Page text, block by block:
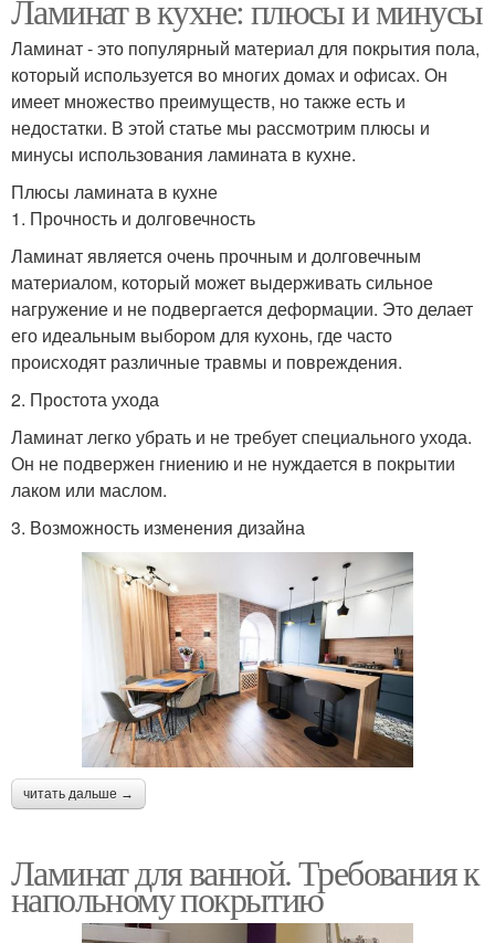
Ламинат в кухне: плюсы и минусы
Ламинат - это популярный материал для покрытия пола,
который используется во многих домах и офисах. Он
имеет множество преимуществ, но также есть и
недостатки. В этой статье мы рассмотрим плюсы и
минусы использования ламината в кухне.
Плюсы ламината в кухне
1. Прочность и долговечность
Ламинат является очень прочным и долговечным
материалом, который может выдерживать сильное
нагружение и не подвергается деформации. Это делает
его идеальным выбором для кухонь, где часто
происходят различные травмы и повреждения.
2. Простота ухода
Ламинат легко убрать и не требует специального ухода.
Он не подвержен гниению и не нуждается в покрытии
лаком или маслом.
3. Возможность изменения дизайна
читать дальше →
Ламинат для ванной. Требования к
напольному покрытию